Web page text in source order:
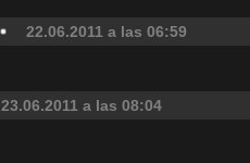
22.06.2011 a las 06:59
23.06.2011 a las 08:04